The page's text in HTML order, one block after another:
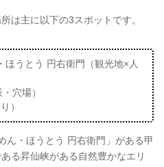
は主に以下の3スポットです。
ほうとう 円右衛門（観光地×人
穴場）
）
ん・ほうとう 円右衛門」がある甲
る昇仙峡がある自然豊かなエリ